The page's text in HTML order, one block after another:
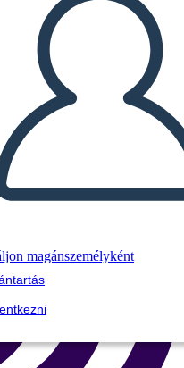
magánszemélyként
NEKEM